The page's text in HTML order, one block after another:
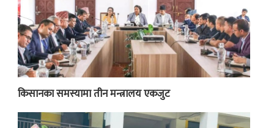
किसानका समस्यामा तीन मन्त्रालय एकजुट